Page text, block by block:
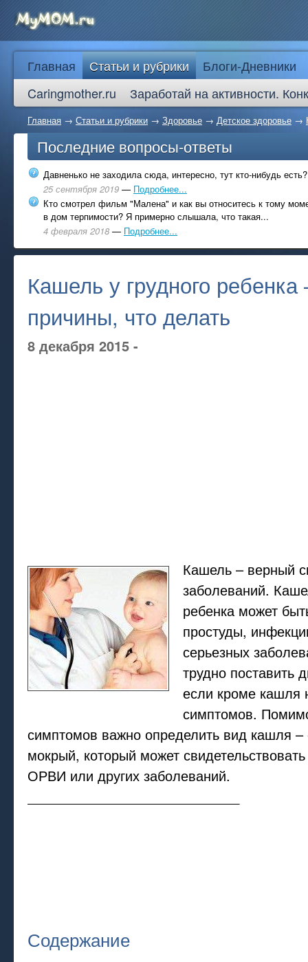
Главная Статьи и рубрики
Блоги-Дневники
Caringmother.ru
Заработай на активности.
Главная → Статьи и рубрики → Здоровье → Детское здоровье →
Последние вопросы-ответы
Давненько не заходила сюда, интересно, тут кто-нибудь есть?
25 сентября 2019 — Подробнее...
Кто смотрел фильм "Малена" и как вы относитесь к тому
в дом терпимости? Я примерно слышала, что такая...
4 февраля 2018 — Подробнее...
Кашель у грудного
причины, что делать
8 декабря 2015 -
Кашель – верный
заболеваний.
ребенка может
простуды,
серьезных
трудно поставить
если кроме кашля
симптомов.
симптомов важно определить вид кашля –
мокрый, который может
ОРВИ или других заболеваний.
Содержание